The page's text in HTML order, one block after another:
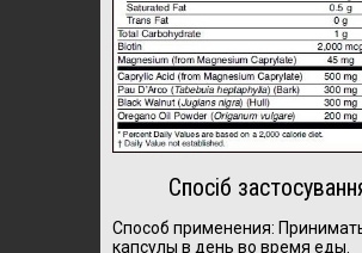
Спосіб
Способ применения:
капсулы в день во время еды.